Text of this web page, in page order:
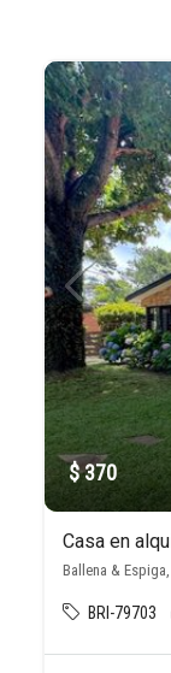
$ 370
Ballena &
BRI-79703